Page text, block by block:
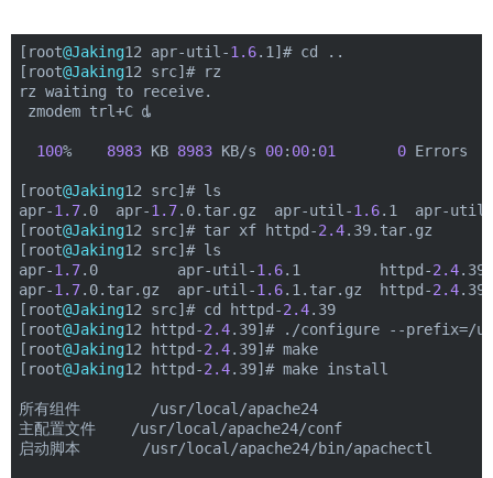
[root@Jaking12 apr-util-1.6.1]# cd ..
[root@Jaking12 src]# rz
rz waiting to receive.
zmodem trl+C ȡ
100% 8983 KB 8983 KB/s 00: 00: 01 0 Errors
[root@Jaking12 src]# ls
apr-1.7.0  apr-1.7.0.tar.gz  apr-util-1.6.1  apr-util-
[root@Jaking12 src]# tar xf httpd-2.4.39.tar.gz
[root@Jaking12 src]# ls
apr-1.7.0         apr-util-1.6.1         httpd-2.4.39
apr-1.7.0.tar.gz  apr-util-1.6.1.tar.gz  httpd-2.4
[root@Jaking12 src]# cd httpd-2.4.39
[root@Jaking12 httpd-2.4.39]# ./configure --prefix=/
[root@Jaking12 httpd-2.4.39]# make
[root@Jaking12 httpd-2.4.39]# make install
所有组件        /usr/local/apache24
主配置文件    /usr/local/apache24/conf
启动脚本       /usr/local/apache24/bin/apachectl